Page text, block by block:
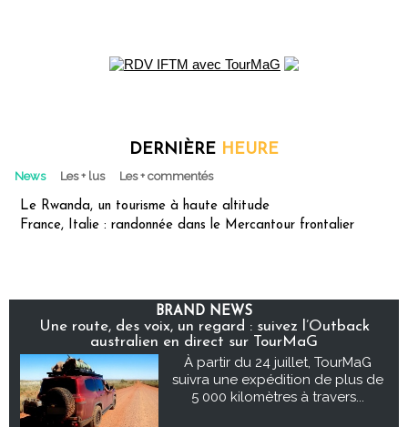
DERNIÈRE HEURE
News Les + lus Les + commentés
Le Rwanda, un tourisme à haute altitude
France, Italie : randonnée dans le Mercantour frontalier
BRAND NEWS
Une route, des voix, un regard : suivez l’Outback
australien en direct sur TourMaG
À partir du 24 juillet, TourMaG
suivra une expédition de plus de
5 000 kilomètres à travers...